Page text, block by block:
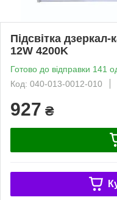
Підсвітка
12W 4200K
Готово до відправки 141
Код: 040-013-0012-010
927 ₴